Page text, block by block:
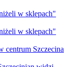
w sklepach"
w sklepach"
centrum Szczecina